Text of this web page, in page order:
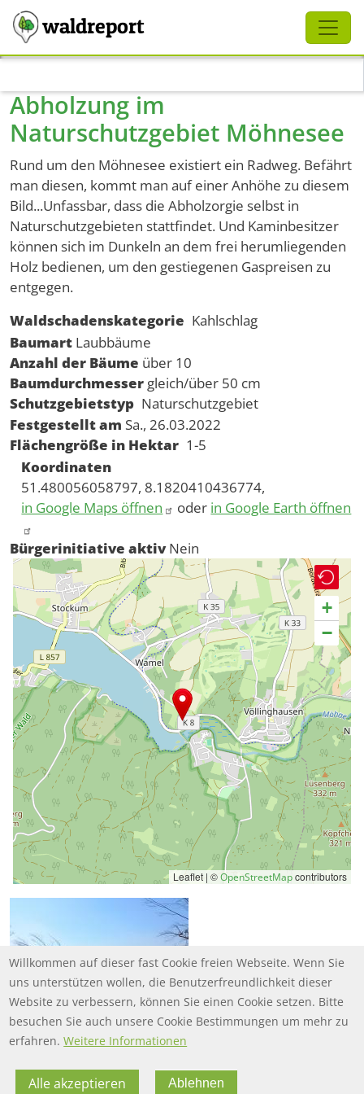
waldreport
Abholzung im
Naturschutzgebiet Möhnesee
Rund um den Möhnesee existiert ein Radweg. Befährt
man diesen, kommt man auf einer Anhöhe zu diesem
Bild...Unfassbar, dass die Abholzorgie selbst in
Naturschutzgebieten stattfindet. Und Kaminbesitzer
können sich im Dunkeln an dem frei herumliegenden
Holz bedienen, um den gestiegenen Gaspreisen zu
entgegen.
Waldschadenskategorie Kahlschlag
Baumart Laubbäume
Anzahl der Bäume über 10
Baumdurchmesser gleich/über 50 cm
Schutzgebietstyp Naturschutzgebiet
Festgestellt am Sa., 26.03.2022
Flächengröße in Hektar 1-5
Koordinaten
51.480056058797, 8.1820410436774,
in Google Maps öffnen
oder in Google Earth öffnen
Bürgerinitiative aktiv Nein
+
−
Leaflet | ©OpenStreetMapcontributors
Schliessen
Willkommen auf dieser fast Cookie freien Webseite. Wenn Sie
uns unterstützen wollen, die Benutzerfreundlichkeit dieser
Website zu verbessern, können Sie einen Cookie setzen. Bitte
besuchen Sie auch unsere Cookie Bestimmungen um mehr zu
erfahren. Weitere Informationen
Alle akzeptieren Ablehnen